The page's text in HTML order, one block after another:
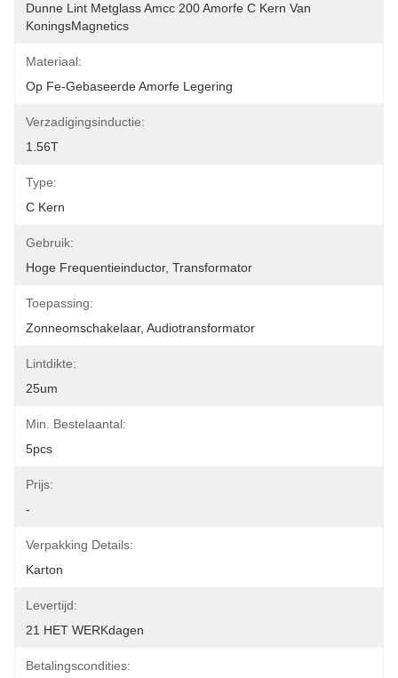
Dunne Lint Metglass Amcc 200 Amorfe C Kern Van
KoningsMagnetics
Materiaal:
Op Fe-Gebaseerde Amorfe Legering
Verzadigingsinductie:
1.56T
Type:
C Kern
Gebruik:
Hoge Frequentieinductor, Transformator
Toepassing:
Zonneomschakelaar, Audiotransformator
Lintdikte:
25um
Min. Bestelaantal:
5pcs
Prijs:
-
Verpakking Details:
Karton
Levertijd:
21 HET WERKdagen
Betalingscondities: